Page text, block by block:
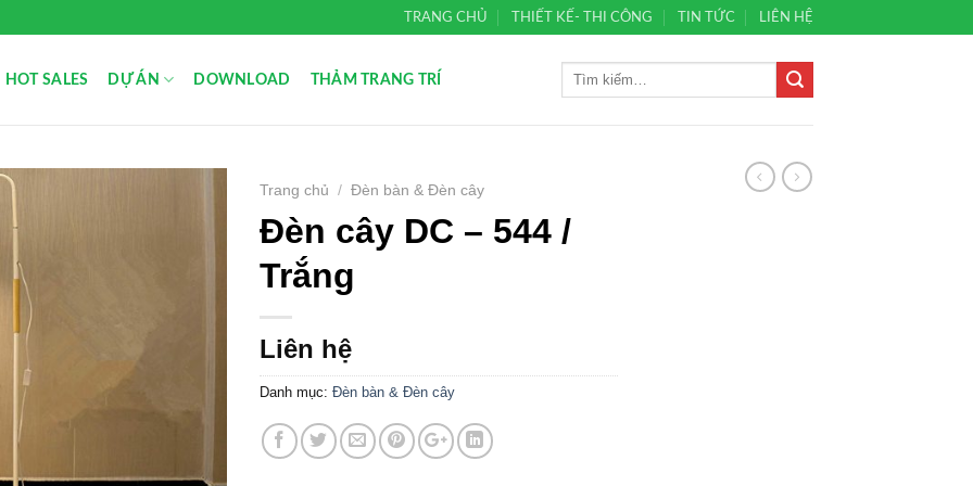
TRANG CHỦ THIẾT KẾ- THI CÔNG TIN TỨC LIÊN HỆ
HOT SALES DỰ ÁN DOWNLOAD THẢM TRANG TRÍ
Trang chủ / Đèn bàn & Đèn cây
Đèn cây DC – 544 /
Trắng
Liên hệ
Danh mục: Đèn bàn & Đèn cây